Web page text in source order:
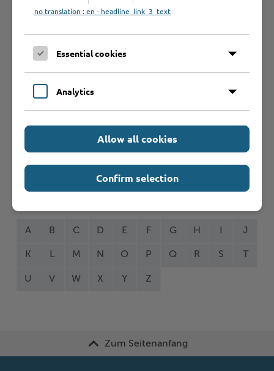
Seite auswählen
Formulare
Leistungen von A bis Z
A B C D E F G H J
K L M N O P Q R S T
U V W X Y Z
Zum Seitenanfang
no translation : en - headline_link_3_text
Essential cookies
Analytics
Allow all cookies
Confirm selection